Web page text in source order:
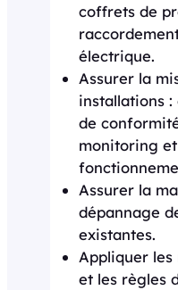
coffrets de
électrique.
Assurer la
installations
de
monitoring
Assurer la
dépannage
existantes.
Appliquer
et les règles